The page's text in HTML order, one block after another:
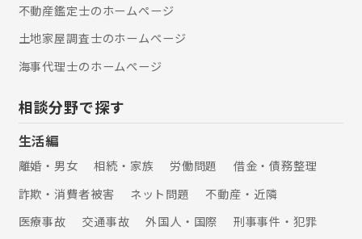
も、親権、養育費、面会交流、財産分
与、慰謝料など千差万別です。弁護士
婚事件に携わり、これまでの経験から
の他にも、相続、刑事事件、医療過
ら、弁護士法人ALG東京オフィスへお
気軽にご相談ください。
不動産鑑定士のホームぺージ
土地家屋調査士のホームぺージ
海事代理士のホームぺージ
相談分野で探す
生活編
離婚・男女 相続・家族 労働問題
借金・債務整理
詐欺・消費者被害
ネット問題
不動産・近隣
医療事故
交通事故 外国人・国際
刑事事件・犯罪